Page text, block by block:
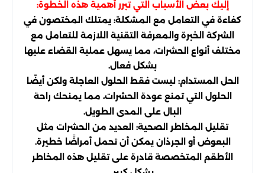
إليك بعض الأسباب التي تبرر أهمية هذه الخطوة:
كفاءة في التعامل مع المشكلة: يمتلك المختصون في
الشركة الخبرة والمعرفة التقنية اللازمة للتعامل مع
مختلف أنواع الحشرات، مما يسهل عملية القضاء عليها
بشكل فعال.
الحل المستدام: ليست فقط الحلول العاجلة ولكن أيضًا
الحلول التي تمنع عودة الحشرات، مما يمنحك راحة
البال على المدى الطويل.
تقليل المخاطر الصحية: العديد من الحشرات مثل
البعوض أو الجرذان يمكن أن تحمل أمراضًا خطيرة.
الأطقم المتخصصة قادرة على تقليل هذه المخاطر